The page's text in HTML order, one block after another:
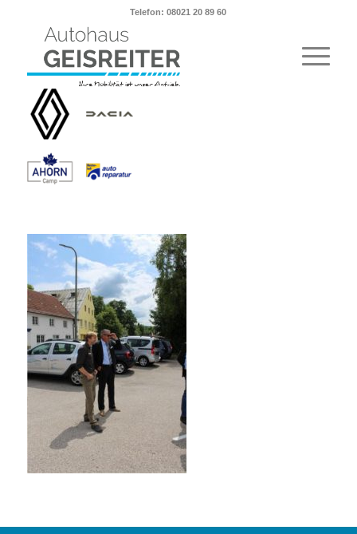
Telefon: 08021 20 89 60